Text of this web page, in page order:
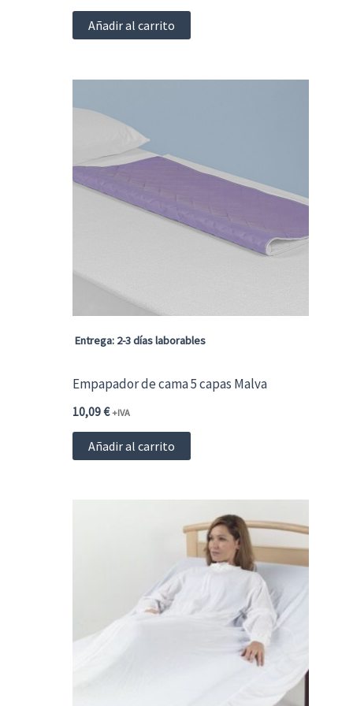
Añadir al carrito
Entrega: 2-3 días laborables
Empapador de cama 5 capas Malva
10,09€ +IVA
Añadir al carrito